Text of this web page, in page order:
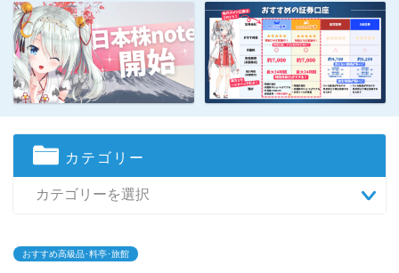
カテゴリー
おすすめ高級品･料亭･旅館